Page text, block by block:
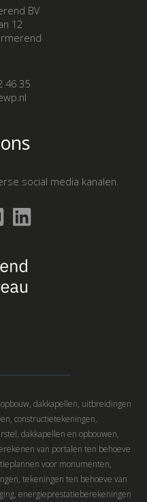
BV
12
46 35
social media kanalen.
dakkapellen, uitbreidingen
constructietekeningen,
dakkapellen en opbouwen,
van portalen ten behoeve
voor monumenten,
tekeningen ten behoeve van
energieprestatieberekeningen